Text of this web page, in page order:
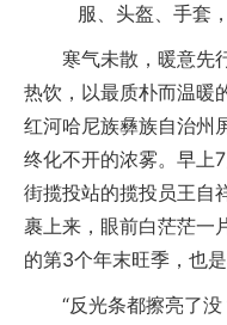
服、头盔、手套
寒气未散，暖意先行
热饮，以最质朴而温暖
红河哈尼族彝族自治州
终化不开的浓雾。早上
街揽投站的揽投员王自
裹上来，眼前白茫茫一
的第3个年末旺季，也是
“反光条都擦亮了没